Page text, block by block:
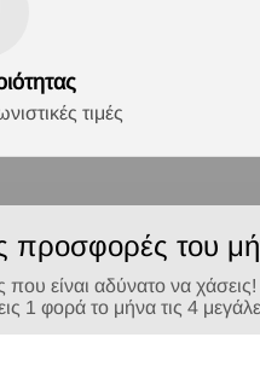
τιμές
προσφορές του
είναι αδύνατο να χάσεις!
1 φορά το μήνα τις 4